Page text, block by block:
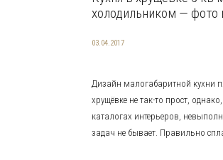
холодильником — фото
03.04.2017
Дизайн малогабаритной кухни
хрущёвке не так-то прост,
каталогах интерьеров,
задач не бывает. Правильно